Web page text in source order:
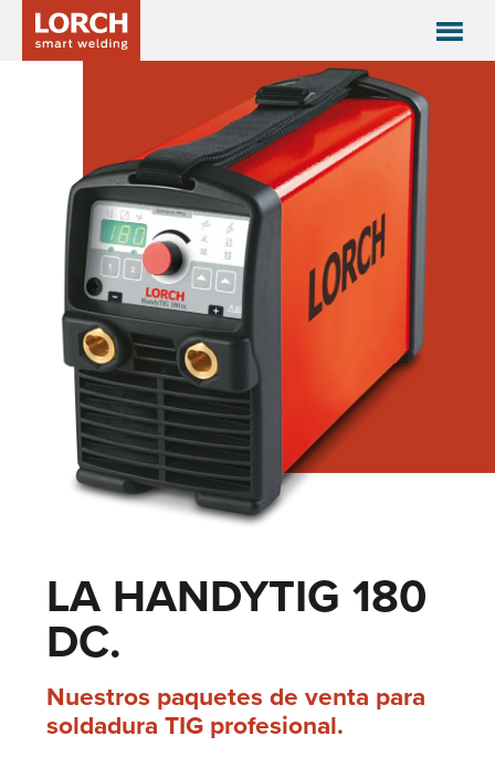
LA HANDYTIG 180
DC.
Nuestros paquetes de venta para
soldadura TIG profesional.